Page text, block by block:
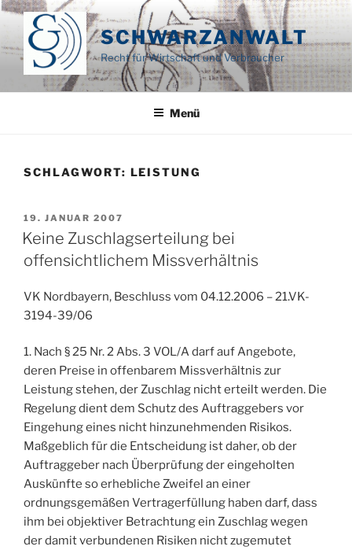
Zum
springen
SCHWARZANWALT
Recht für Wirtschaft und Verbraucher
Menü
SCHLAGWORT: LEISTUNG
VERÖFFENTLICHT
AM
19. JANUAR 2007
Keine Zuschlagserteilung bei
offensichtlichem Missverhältnis
VK Nordbayern, Beschluss vom 04.12.2006 – 21.VK-
3194-39/06
1. Nach § 25 Nr. 2 Abs. 3 VOL/A darf auf Angebote,
deren Preise in offenbarem Missverhältnis zur
Leistung stehen, der Zuschlag nicht erteilt werden. Die
Regelung dient dem Schutz des Auftraggebers vor
Eingehung eines nicht hinzunehmenden Risikos.
Maßgeblich für die Entscheidung ist daher, ob der
Auftraggeber nach Überprüfung der eingeholten
Auskünfte so erhebliche Zweifel an einer
ordnungsgemäßen Vertragerfüllung haben darf, dass
ihm bei objektiver Betrachtung ein Zuschlag wegen
der damit verbundenen Risiken nicht zugemutet